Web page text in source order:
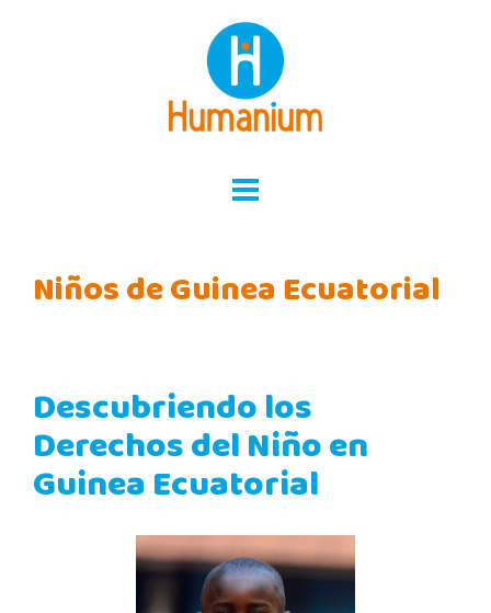
Niños de Guinea Ecuatorial
Descubriendo los
Derechos del Niño en
Guinea Ecuatorial